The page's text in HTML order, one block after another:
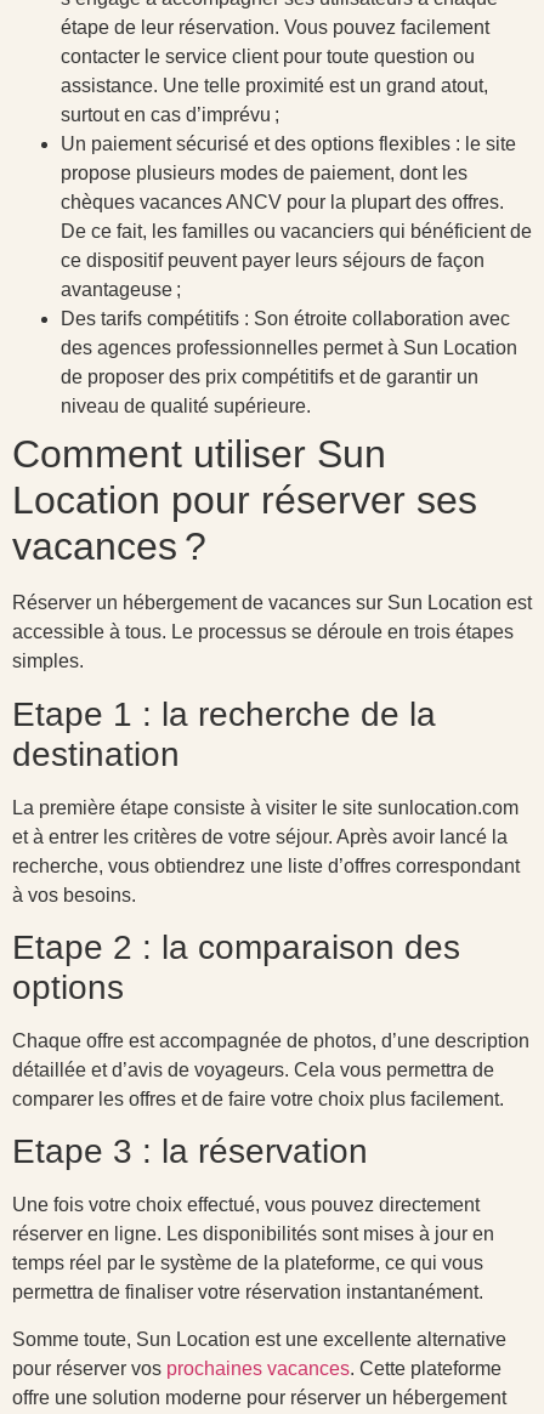
étape de leur réservation. Vous pouvez facilement
contacter le service client pour toute question ou
assistance. Une telle proximité est un grand atout,
surtout en cas d’imprévu ;
Un paiement sécurisé et des options flexibles : le site
propose plusieurs modes de paiement, dont les
chèques vacances ANCV pour la plupart des offres.
De ce fait, les familles ou vacanciers qui bénéficient de
ce dispositif peuvent payer leurs séjours de façon
avantageuse ;
Des tarifs compétitifs : Son étroite collaboration avec
des agences professionnelles permet à Sun Location
de proposer des prix compétitifs et de garantir un
niveau de qualité supérieure.
Comment utiliser Sun
Location pour réserver ses
vacances ?
Réserver un hébergement de vacances sur Sun Location est
accessible à tous. Le processus se déroule en trois étapes
simples.
Etape 1 : la recherche de la
destination
La première étape consiste à visiter le site sunlocation.com
et à entrer les critères de votre séjour. Après avoir lancé la
recherche, vous obtiendrez une liste d’offres correspondant
à vos besoins.
Etape 2 : la comparaison des
options
Chaque offre est accompagnée de photos, d’une description
détaillée et d’avis de voyageurs. Cela vous permettra de
comparer les offres et de faire votre choix plus facilement.
Etape 3 : la réservation
Une fois votre choix effectué, vous pouvez directement
réserver en ligne. Les disponibilités sont mises à jour en
temps réel par le système de la plateforme, ce qui vous
permettra de finaliser votre réservation instantanément.
Somme toute, Sun Location est une excellente alternative
pour réserver vos prochaines vacances. Cette plateforme
offre une solution moderne pour réserver un hébergement